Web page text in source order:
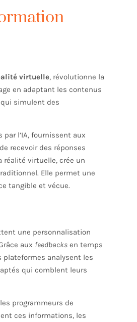
virtuelle, révolutionne la
en adaptant les contenus
simulent des
l’IA, fournissent aux
recevoir des réponses
virtuelle, crée un
Elle permet une
tangible et vécue.
une personnalisation
aux feedbacks en temps
plateformes analysent les
qui comblent leurs
programmeurs de
ces informations, les